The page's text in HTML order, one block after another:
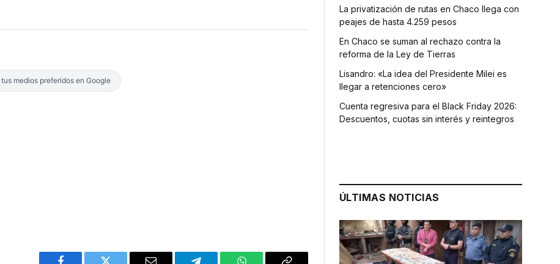
medios preferidos en Google
La privatización de rutas en Chaco llega con
peajes de hasta 4.259 pesos
En Chaco se suman al rechazo contra la
reforma de la Ley de Tierras
Lisandro: «La idea del Presidente Milei es
llegar a retenciones cero»
Cuenta regresiva para el Black Friday 2026:
Descuentos, cuotas sin interés y reintegros
ÚLTIMAS NOTICIAS